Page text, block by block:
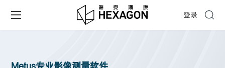
登录
Metus专业影像测量软件